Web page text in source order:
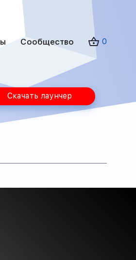
Сообщество 0
Скачать лаунчер